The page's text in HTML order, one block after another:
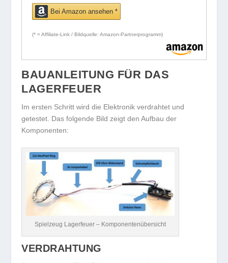
Bei Amazon ansehen *
(* = Affiliate-Link / Bildquelle: Amazon-Partnerprogramm)
BAUANLEITUNG FÜR DAS
LAGERFEUER
Im ersten Schritt wird die Elektronik verdrahtet und
getestet. Das folgende Bild zeigt den Aufbau der
Komponenten:
Spielzeug Lagerfeuer – Komponentenübersicht
VERDRAHTUNG